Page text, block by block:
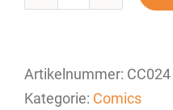
Artikelnummer: CC024
Kategorie: Comics